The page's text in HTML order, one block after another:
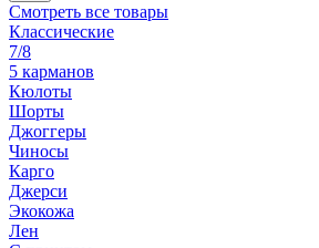
Смотреть все товары
Классические
7/8
5 карманов
Кюлоты
Шорты
Джоггеры
Чиносы
Карго
Джерси
Экокожа
Лен